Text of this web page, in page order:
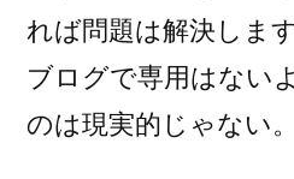
れば問題は解決しま
ブログで専用はない
のは現実的じゃない。